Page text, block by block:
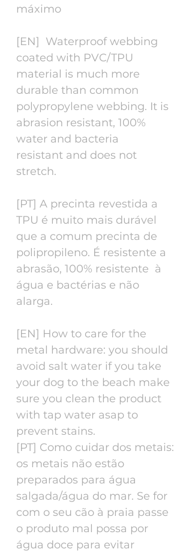
máximo
[EN] Waterproof webbing
coated with PVC/TPU
material is much more
durable than common
polypropylene webbing. It is
abrasion resistant, 100%
water and bacteria
resistant and does not
stretch.
[PT] A precinta revestida a
TPU é muito mais durável
que a comum precinta de
polipropileno. É resistente a
abrasão, 100% resistente à
água e bactérias e não
alarga.
[EN] How to care for the
metal hardware: you should
avoid salt water if you take
your dog to the beach make
sure you clean the product
with tap water asap to
prevent stains.
[PT] Como cuidar dos metais:
os metais não estão
preparados para água
salgada/água do mar. Se for
com o seu cão à praia passe
o produto mal possa por
água doce para evitar